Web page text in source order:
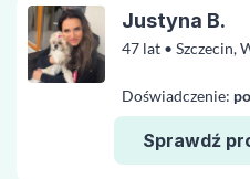
47 lat • Szczecin,
Doświadczenie:
Sprawdź
Justyna B.